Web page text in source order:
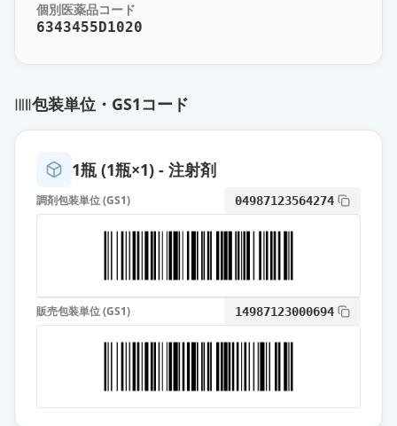
個別医薬品コード
6343455D1020
包装単位・GS1コード
1瓶 (1瓶×1) - 注射剤
調剤包装単位 (GS1) 04987123564274
販売包装単位 (GS1) 14987123000694